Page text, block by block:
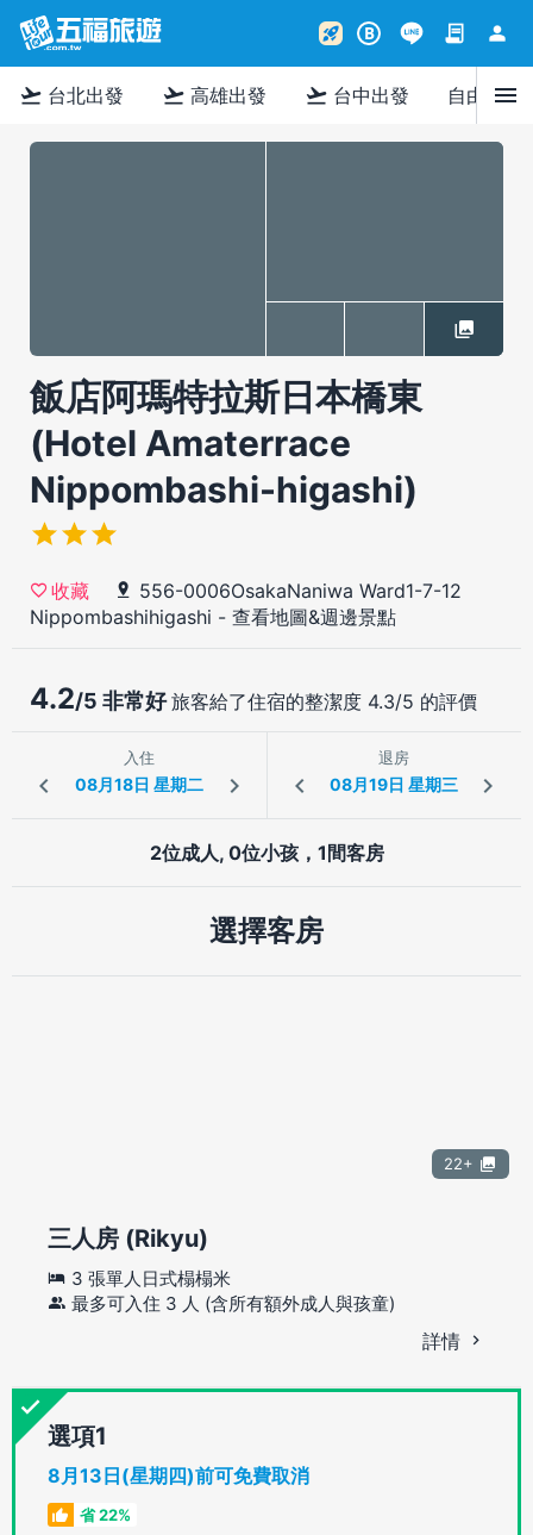
rocket_launch B contract person
flight_takeoff 台北出發 flight_takeoff 高雄出發 flight_takeoff 台中出發 自由行menu
飯店阿瑪特拉斯日本橋東
(Hotel Amaterrace
Nippombashi-higashi)
收藏
556-0006OsakaNaniwa Ward1-7-12
Nippombashihigashi - 查看地圖&週邊景點
4.2/5 非常好旅客給了住宿的整潔度 4.3/5 的評價
入住 退房
2位成人, 0位小孩，1間客房
選擇客房
22+
三人房 (Rikyu)
3 張單人日式榻榻米
最多可入住 3 人 (含所有額外成人與孩童)
詳情
選項
8月13日(星期四)前可免費取消
省 22%